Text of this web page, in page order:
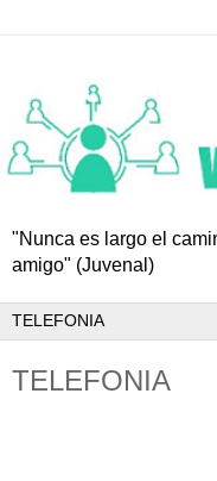
"Nunca es largo el
amigo" (Juvenal)
TELEFONIA